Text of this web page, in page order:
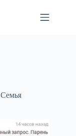
Семья